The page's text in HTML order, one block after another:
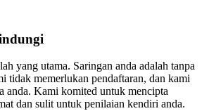
yang utama. Saringan anda adalah tanpa
tidak memerlukan pendaftaran, dan kami
anda. Kami komited untuk mencipta
dan sulit untuk penilaian kendiri anda.